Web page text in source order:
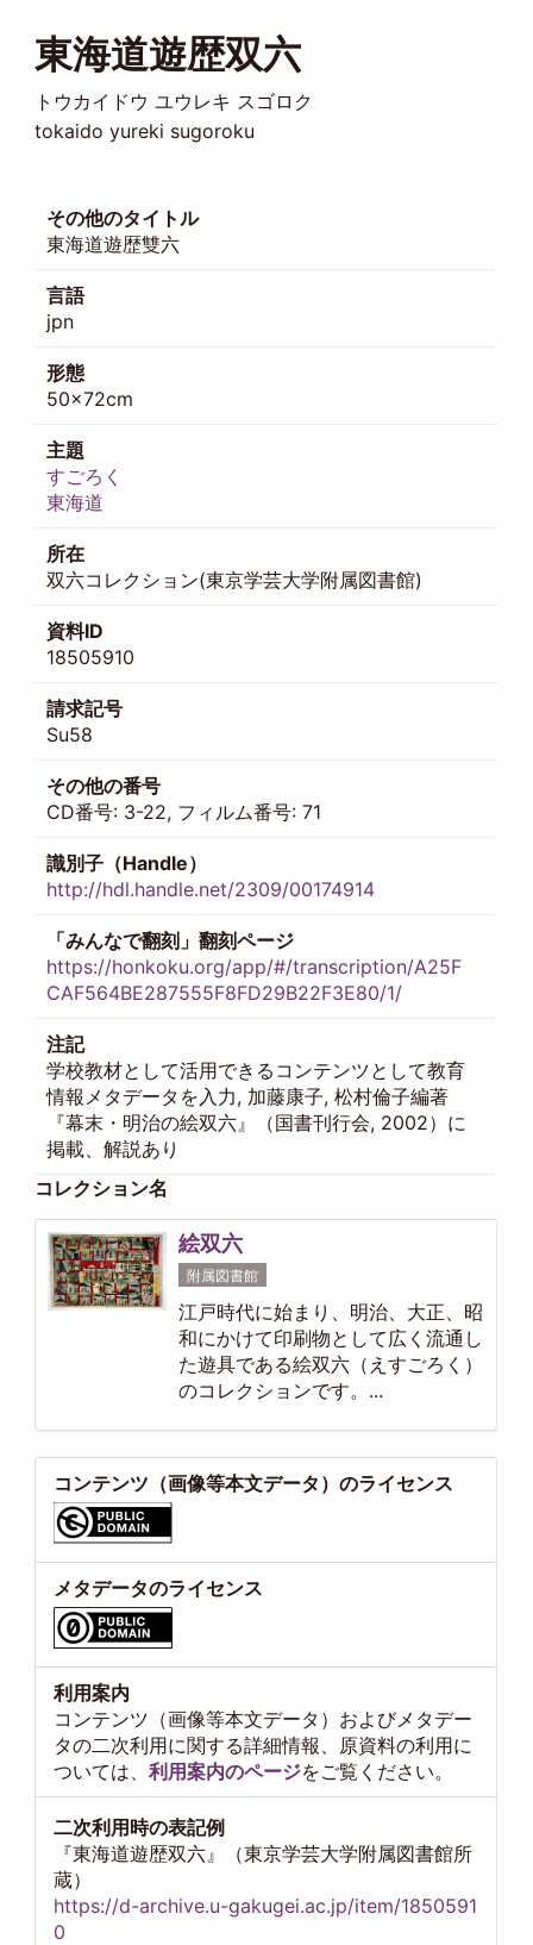
東海道遊歴双六
トウカイドウ ユウレキ スゴロク
tokaido yureki sugoroku
その他のタイトル
東海道遊歴雙六
言語
jpn
形態
50×72cm
主題
すごろく
東海道
所在
双六コレクション(東京学芸大学附属図書館)
資料ID
18505910
請求記号
Su58
その他の番号
CD番号: 3-22, フィルム番号: 71
識別子（Handle）
http://hdl.handle.net/2309/00174914
「みんなで翻刻」翻刻ページ
https://honkoku.org/app/#/transcription/A25F
CAF564BE287555F8FD29B22F3E80/1/
注記
学校教材として活用できるコンテンツとして教育
情報メタデータを入力, 加藤康子, 松村倫子編著
『幕末・明治の絵双六』（国書刊行会, 2002）に
掲載、解説あり
コレクション名
絵双六
附属図書館
江戸時代に始まり、明治、大正、昭
和にかけて印刷物として広く流通し
た遊具である絵双六（えすごろく）
のコレクションです。...
コンテンツ（画像等本文データ）のライセンス
メタデータのライセンス
利用案内
コンテンツ（画像等本文データ）およびメタデー
タの二次利用に関する詳細情報、原資料の利用に
ついては、利用案内のページをご覧ください。
二次利用時の表記例
『東海道遊歴双六』（東京学芸大学附属図書館所
蔵）
https://d-archive.u-gakugei.ac.jp/item/1850591
0